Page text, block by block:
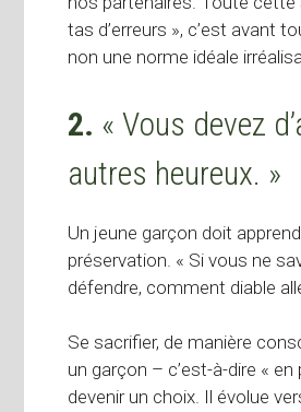
tas d’erreurs », c’est avant
non une norme idéale
2. « Vous devez
autres heureux. »
Un jeune garçon doit
préservation. « Si vous ne
défendre, comment diable
Se sacrifier, de manière
un garçon – c’est-à-dire «
devenir un choix. Il évolue